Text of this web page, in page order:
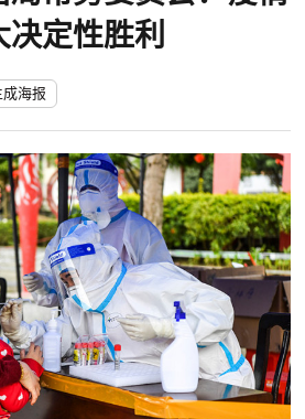
决定性胜利
成海报